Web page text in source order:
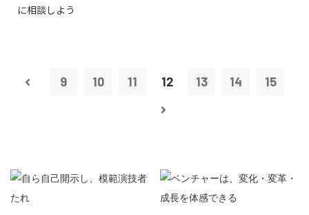
に相談しよう
9 10 11 12 13 14 15